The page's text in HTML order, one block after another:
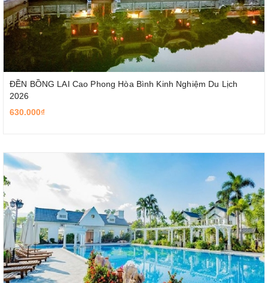
ĐỀN BỒNG LAI Cao Phong Hòa Bình Kinh Nghiệm Du Lịch
2026
630.000₫